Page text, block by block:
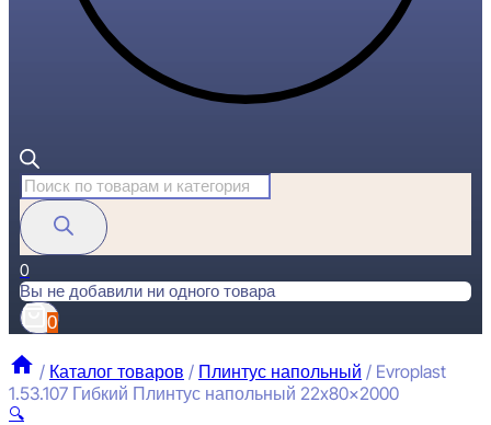
Поиск
товаров
0
Вы не добавили ни одного товара
0
/ Каталог товаров / Плинтус напольный / Evroplast
1.53.107 Гибкий Плинтус напольный 22x80x2000
🔍